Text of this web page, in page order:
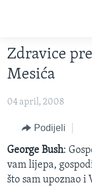
glavni
sadržaj
na
navigaciju
Idi
na
pretragu
FOTOGRAFIJE DANA
VIJESTI
SJEDINJENE
BOSNA I
NAUKA I
SPECIJALNI
Zdravice
Mesića
04 april, 2008
Podijeli
George Bush:
vam lijepa,
što sam upoznao i